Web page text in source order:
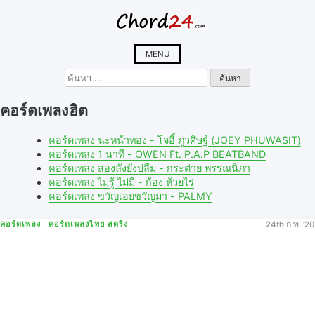
MENU
ค้นหา
สำหรับ:
คอร์ดเพลงฮิต
คอร์ดเพลง นะหน้าทอง - โจอี้ ภูวศิษฐ์ (JOEY PHUWASIT)
คอร์ดเพลง 1 นาที - OWEN Ft. P.A.P BEATBAND
คอร์ดเพลง สองลังยังบ่ลืม - กระต่าย พรรณนิภา
คอร์ดเพลง ไม่รู้ ไม่มี - ก้อง ห้วยไร่
คอร์ดเพลง ขวัญเอยขวัญมา - PALMY
คอร์ดเพลง คอร์ดเพลงไทย สตริง 24th ก.พ. '20